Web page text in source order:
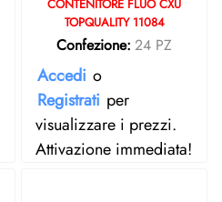
CONTENITORE FLUO CXU
TOPQUALITY 11084
Confezione: 24 PZ
Accedi o
Registrati per
visualizzare i prezzi.
Attivazione immediata!